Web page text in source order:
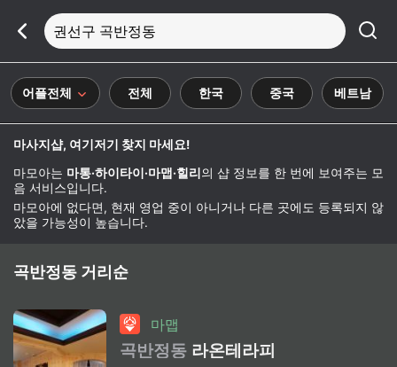
권선구 곡반정동
어플전체 전체 한국 중국 베트남
마사지샵, 여기저기 찾지 마세요!
마모아는 마통·하이타이·마맵·힐리 의 샵 정보를 한 번에 보여주는 모
음 서비스입니다.
마모아에 없다면, 현재 영업 중이 아니거나 다른 곳에도 등록되지 않
았을 가능성이 높습니다.
곡반정동 거리순
마맵
곡반정동 라온테라피